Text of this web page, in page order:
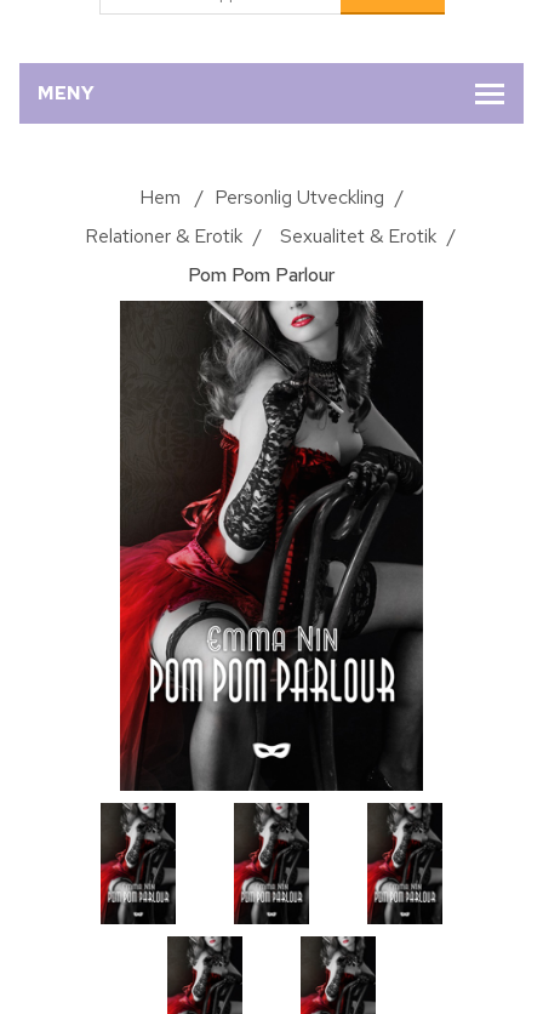
MENY
Hem / Personlig Utveckling /
Relationer & Erotik / Sexualitet & Erotik /
Pom Pom Parlour